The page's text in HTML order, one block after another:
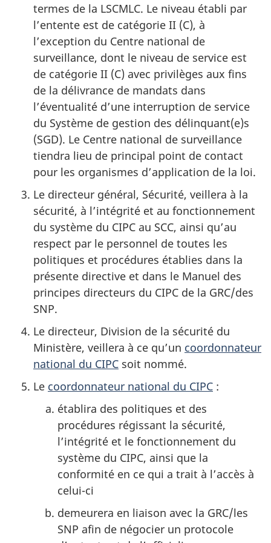
termes de la LSCMLC. Le niveau établi par
l’entente est de catégorie II (C), à
l’exception du Centre national de
surveillance, dont le niveau de service est
de catégorie II (C) avec privilèges aux fins
de la délivrance de mandats dans
l’éventualité d’une interruption de service
du Système de gestion des délinquant(e)s
(SGD). Le Centre national de surveillance
tiendra lieu de principal point de contact
pour les organismes d’application de la loi.
Le directeur général, Sécurité, veillera à la
sécurité, à l’intégrité et au fonctionnement
du système du CIPC au SCC, ainsi qu’au
respect par le personnel de toutes les
politiques et procédures établies dans la
présente directive et dans le Manuel des
principes directeurs du CIPC de la GRC/des
SNP.
Le directeur, Division de la sécurité du
Ministère, veillera à ce qu’un coordonnateur
national du CIPC soit nommé.
Le coordonnateur national du CIPC :
établira des politiques et des
procédures régissant la sécurité,
l’intégrité et le fonctionnement du
système du CIPC, ainsi que la
conformité en ce qui a trait à l’accès à
celui-ci
demeurera en liaison avec la GRC/les
SNP afin de négocier un protocole